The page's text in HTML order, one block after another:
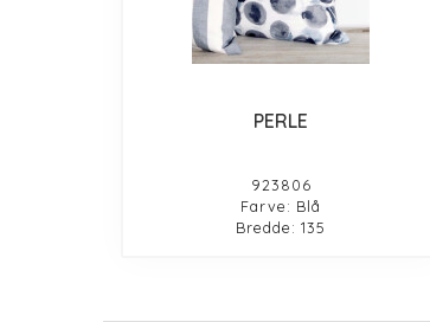
PERLE
923806
Farve: Blå
Bredde: 135